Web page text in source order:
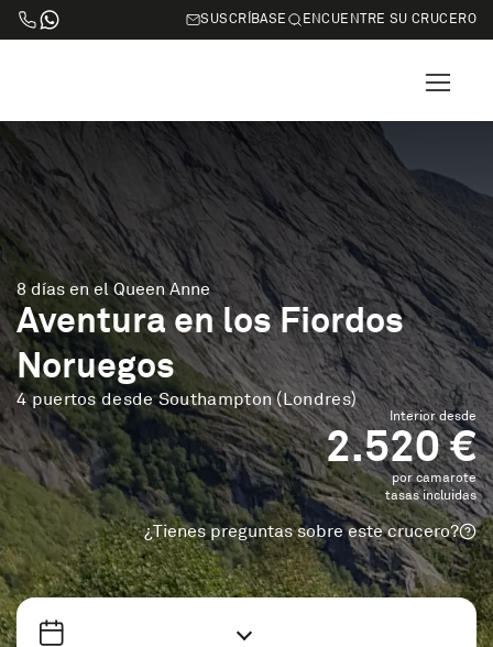
SUSCRÍBASE ENCUENTRE SU CRUCERO
8 días en el Queen Anne
Aventura en los Fiordos
Noruegos
4 puertos desde Southampton (Londres)
Interior desde
2.520 €
por camarote
tasas incluidas
¿Tienes preguntas sobre este crucero?